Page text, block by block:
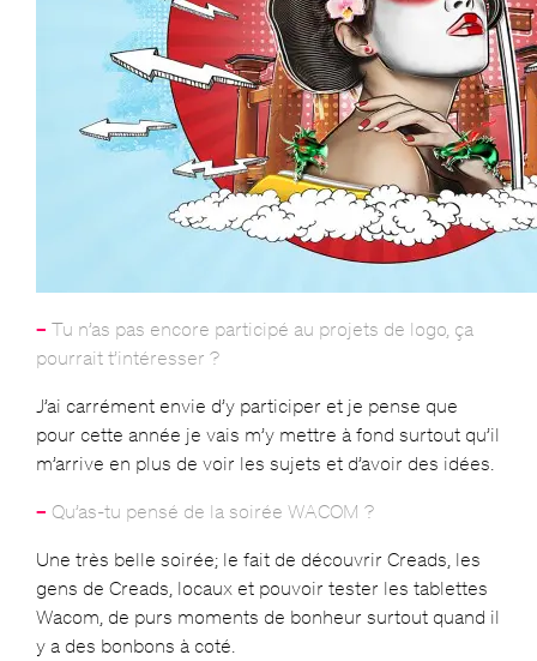
– Tu n’as pas encore participé au projets de logo, ça
pourrait t’intéresser ?
J’ai carrément envie d’y participer et je pense que
pour cette année je vais m’y mettre à fond surtout qu’il
m’arrive en plus de voir les sujets et d’avoir des idées.
– Qu’as-tu pensé de la soirée WACOM ?
Une très belle soirée; le fait de découvrir Creads, les
gens de Creads, locaux et pouvoir tester les tablettes
Wacom, de purs moments de bonheur surtout quand il
y a des bonbons à coté.